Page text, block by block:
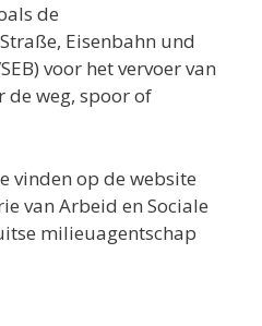
de
Eisenbahn und
voor het vervoer van
de weg, spoor of
vinden op de website
van Arbeid en Sociale
milieuagentschap